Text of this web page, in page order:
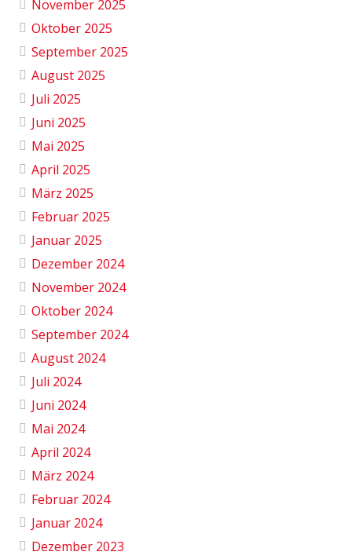
November 2025
Oktober 2025
September 2025
August 2025
Juli 2025
Juni 2025
Mai 2025
April 2025
März 2025
Februar 2025
Januar 2025
Dezember 2024
November 2024
Oktober 2024
September 2024
August 2024
Juli 2024
Juni 2024
Mai 2024
April 2024
März 2024
Februar 2024
Januar 2024
Dezember 2023